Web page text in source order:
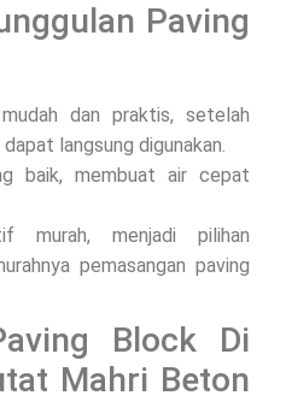
Paving
dan praktis, setelah
langsung digunakan.
baik, membuat air cepat
murah, menjadi pilihan
pemasangan paving
Block Di
Mahri Beton